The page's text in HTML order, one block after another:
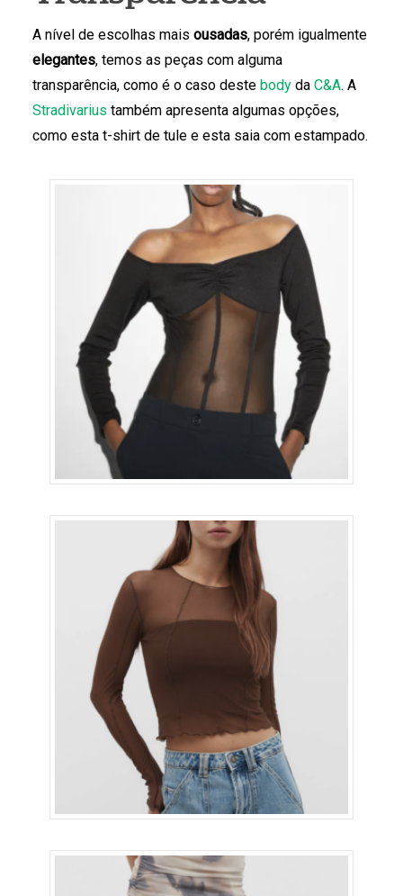
A nível de escolhas mais ousadas, porém igualmente
elegantes, temos as peças com alguma
transparência, como é o caso deste bodyda C&A. A
Stradivarius também apresenta algumas opções,
como esta t-shirt de tule e esta saia com estampado.